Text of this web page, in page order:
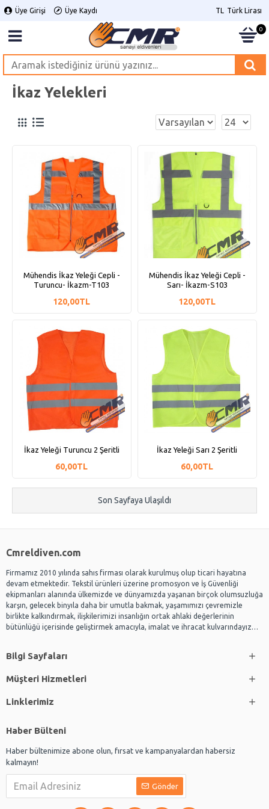
Üye Girişi Üye Kaydı TL Türk Lirası
0
İkaz Yelekleri
Mühendis İkaz Yeleği Cepli -
Turuncu- İkazm-T103
120,00TL
Mühendis İkaz Yeleği Cepli -
Sarı- İkazm-S103
120,00TL
İkaz Yeleği Turuncu 2 Şeritli
60,00TL
İkaz Yeleği Sarı 2 Şeritli
60,00TL
Son Sayfaya Ulaşıldı
Cmreldiven.com
Firmamız 2010 yılında sahıs firması olarak kurulmuş olup ticari hayatına
devam etmektedir. Tekstil ürünleri üzerine promosyon ve İş Güvenliği
ekipmanları alanında ülkemizde ve dünyamızda yaşanan birçok olumsuzluğa
karşın, gelecek binyıla daha bir umutla bakmak, yaşamımızı çevremizle
birlikte kalkındırmak, ilişkilerimizi insanlığın ortak ahlaki değerlerinin
bütünlüğü içerisinde geliştirmek amacıyla, imalat ve ihracat kulvarındayız…
Bilgi Sayfaları
Müşteri Hizmetleri
Linklerimiz
Haber Bülteni
Haber bültenimize abone olun, fırsat ve kampanyalardan habersiz
kalmayın!
Gönder